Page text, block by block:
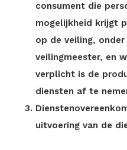
consument die
mogelijkheid krijgt
op de veiling, onder
veilingmeester, en
verplicht is de
diensten af te
uitvoering van de